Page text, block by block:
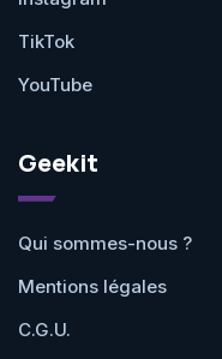
TikTok
YouTube
Geekit
Qui sommes-nous ?
Mentions légales
C.G.U.